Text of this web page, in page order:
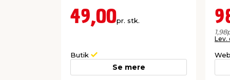
49,00pr. stk.
Butik
Se mere
1,98